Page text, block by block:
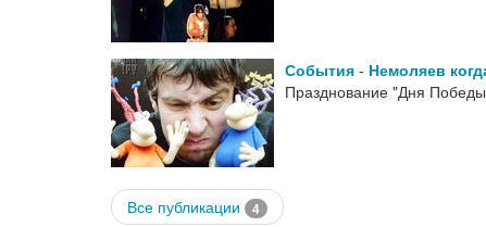
События - Немоляев
Празднование "Дня
Все публикации 4